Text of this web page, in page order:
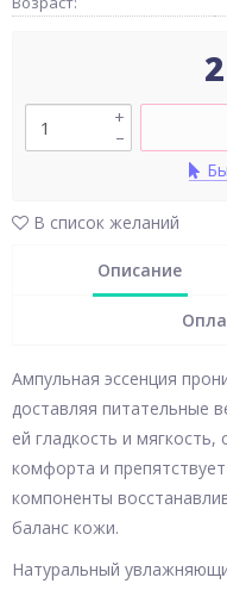
–
+
В список желаний
Описание
Ампульная эссенция
доставляя питательные
ей гладкость и мягкость,
комфорта и
компоненты
баланс кожи.
Натуральный